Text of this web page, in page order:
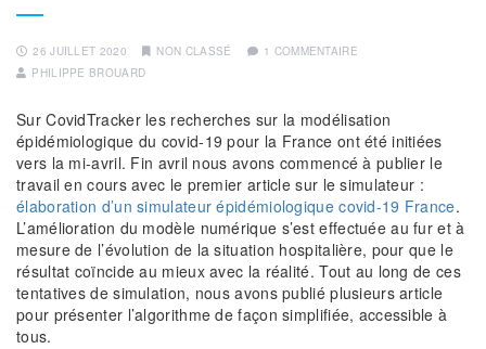
26 JUILLET 2020 NON CLASSÉ
1 COMMENTAIRE
PHILIPPE BROUARD
Sur CovidTracker les recherches sur la modélisation
épidémiologique du covid-19 pour la France ont été initiées
vers la mi-avril. Fin avril nous avons commencé à publier le
travail en cours avec le premier article sur le simulateur :
élaboration d’un simulateur épidémiologique covid-19 France.
L’amélioration du modèle numérique s’est effectuée au fur et à
mesure de l’évolution de la situation hospitalière, pour que le
résultat coïncide au mieux avec la réalité. Tout au long de ces
tentatives de simulation, nous avons publié plusieurs article
pour présenter l’algorithme de façon simplifiée, accessible à
tous.